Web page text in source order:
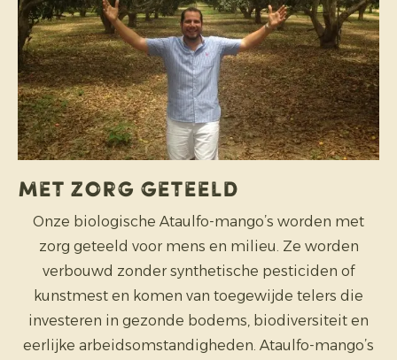
Met zorg geteeld
Onze biologische Ataulfo-mango’s worden met
zorg geteeld voor mens en milieu. Ze worden
verbouwd zonder synthetische pesticiden of
kunstmest en komen van toegewijde telers die
investeren in gezonde bodems, biodiversiteit en
eerlijke arbeidsomstandigheden. Ataulfo-mango’s